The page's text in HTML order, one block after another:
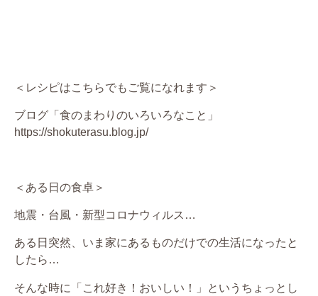
＜レシピはこちらでもご覧になれます＞
ブログ「食のまわりのいろいろなこと」
https://shokuterasu.blog.jp/
＜ある日の食卓＞
地震・台風・新型コロナウィルス …
ある日突然、いま家にあるものだけでの生活になったと
したら…
そんな時に「これ好き！おいしい！」というちょっとし